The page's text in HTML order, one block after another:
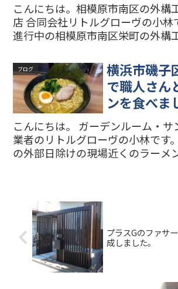
こんにちは。相模原市南区の外構
店 合同会社リトルグローヴの小林
進行中の相模原市南区栄町の外構
す。 正面部分は2台分の駐車スペ
ます。 門柱は...
ブログ
横浜市磯子
で職人さん
ンを食べま
こんにちは。 ガーデンルーム・サ
業者のリトルグローヴの小林です
の外部日除けの現場近くのラーメ
プラスGのファサ
成しました。